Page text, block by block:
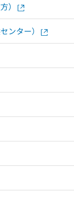
）
ンター）